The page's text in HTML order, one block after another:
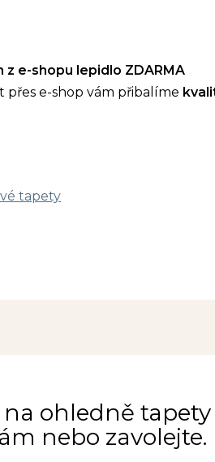
z e-shopu lepidlo ZDARMA
přes e-shop vám přibalíme
tapety
na ohledně
nebo zavolejte.